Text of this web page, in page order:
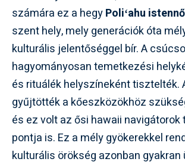
számára ez a hegyPoliʻahu
szent hely, mely generációk óta
kulturális jelentőséggel bír. A
hagyományosan temetkezési
és rituálék helyszíneként tisztelték.
gyűjtötték a kőeszközökhöz
és ez volt az ősi hawaii
pontja is. Ez a mély gyökerekkel
kulturális örökség azonban gyakran